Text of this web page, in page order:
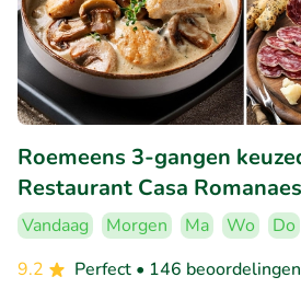
Roemeens 3-gangen
Restaurant Casa
Vandaag Morgen Ma Wo Do
9.2
Perfect • 146 beoordelingen